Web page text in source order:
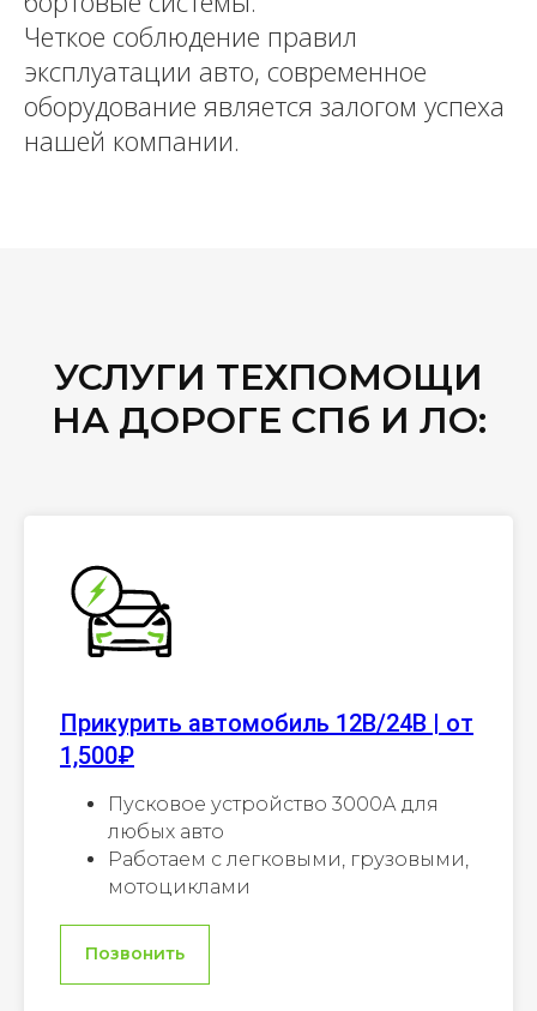
Четкое соблюдение правил
эксплуатации авто, современное
оборудование является залогом успеха
нашей компании.
УСЛУГИ ТЕХПОМОЩИ
НА ДОРОГЕ СПб И ЛО:
Прикурить автомобиль 12В/24В | от
1,500₽
Пусковое устройство 3000А для
любых авто
Работаем с легковыми, грузовыми,
мотоциклами
Позвонить